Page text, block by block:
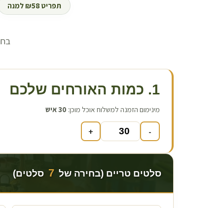
תפריט ₪58 למנה
1. כמות האורחים שלכם
מינימום הזמנה למשלוח אוכל מוכן: 30איש
-
+
סלטים טריים (בחירה של 7 סלטים)